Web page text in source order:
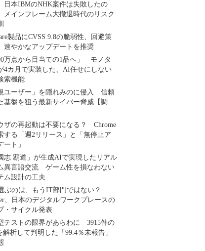
日本IBMのNHK案件は失敗したの
インフレーム大撤退時代のリスク
製品にCVSS 9.8の脆弱性、回避策
やかなアップデートを推奨
万点から目当ての1品へ」 モノタ
4カ月で実装した、AI任せにしない
索機能
ユーザー」を隠れみのに侵入 信頼
基盤を狙う最新サイバー脅威【調
ザの再起動は不要になる？ Chrome
する「週2リリース」と「無停止ア
ート」
志 覇道」が生成AIで実現したリアル
異言語交流 ゲーム性を損なわない
ム設計の工夫
ぶのは、もうIT部門ではない？
、日本のデジタルワークプレースの
・サイクル発表
テストの限界があらわに 3915件の
解析して判明した「99.4％未報告」